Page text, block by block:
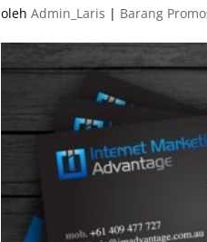
olehAdmin_Laris | Barang